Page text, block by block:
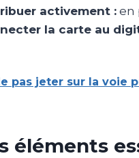
activement : en
la carte au
pas jeter sur la voie
éléments